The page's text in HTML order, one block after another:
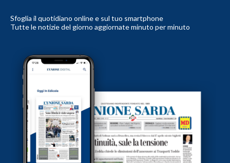
Sfoglia il quotidiano online e sul tuo smartphone
Tutte le notizie del giorno aggiornate minuto per minuto